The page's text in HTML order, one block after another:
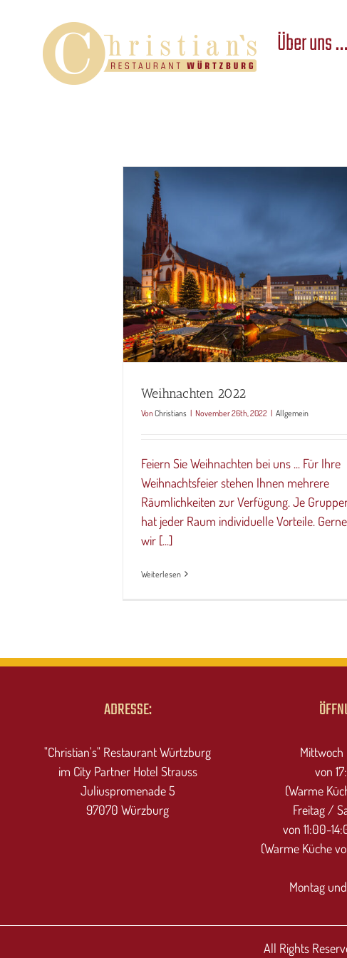
Über uns …
Weihnachten 2022
VonChristians | November 26th, 2022 | Allgemein
Feiern Sie Weihnachten bei uns ... Für Ihre
Weihnachtsfeier stehen Ihnen mehrere
Räumlichkeiten zur Verfügung. Je
hat jeder Raum individuelle Vorteile.
wir [...]
Weiterlesen
ADRESSE:
"Christian's" Restaurant Würtzburg
im City Partner Hotel Strauss
Juliuspromenade 5
97070 Würzburg
von
(Warme
Freitag /
von 11:00-
(Warme Küche
Montag
All Rights